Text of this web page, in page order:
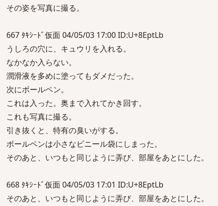
その姿を写真に撮る。
667 ﾀｷｼｰﾄﾞ仮面 04/05/03 17:00 ID:U+8EptLb
うしろの穴に、キュウリを入れる。
なかなか入らない。
潤滑液を多めに塗ってもダメだった。
次にボールペン。
これは入った。奥まで入れてかき回す。
これも写真に撮る。
引き抜くと、特有の臭いがする。
ボールペンは小さなビニール袋にしまった。
そのあと、いつもと同じように弄び、部屋をあとにした。
668 ﾀｷｼｰﾄﾞ仮面 04/05/03 17:01 ID:U+8EptLb
そのあと、いつもと同じように弄び、部屋をあとにした。